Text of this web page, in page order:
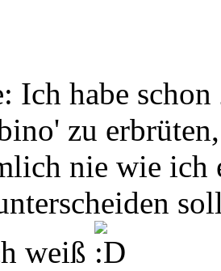
Ich habe
zu
nie wie
weiß